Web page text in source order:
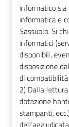
informatico
informatica e
Sassuolo. Si
informatici
disponibili,
disposizione
di
2) Dalla
dotazione
stampanti,